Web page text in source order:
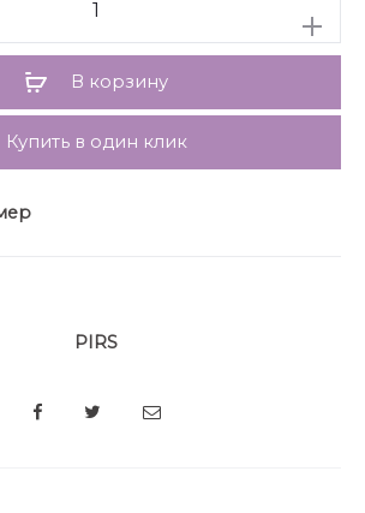
В корзину
Купить в один клик
PIRS
SHARE